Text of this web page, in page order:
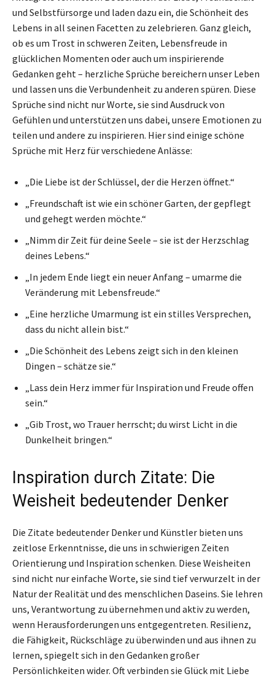
und Selbstfürsorge und laden dazu ein, die Schönheit des
Lebens in all seinen Facetten zu zelebrieren. Ganz gleich,
ob es um Trost in schweren Zeiten, Lebensfreude in
glücklichen Momenten oder auch um inspirierende
Gedanken geht – herzliche Sprüche bereichern unser Leben
und lassen uns die Verbundenheit zu anderen spüren. Diese
Sprüche sind nicht nur Worte, sie sind Ausdruck von
Gefühlen und unterstützen uns dabei, unsere Emotionen zu
teilen und andere zu inspirieren. Hier sind einige schöne
Sprüche mit Herz für verschiedene Anlässe:
„Die Liebe ist der Schlüssel, der die Herzen öffnet.“
„Freundschaft ist wie ein schöner Garten, der gepflegt
und gehegt werden möchte.“
„Nimm dir Zeit für deine Seele – sie ist der Herzschlag
deines Lebens.“
„In jedem Ende liegt ein neuer Anfang – umarme die
Veränderung mit Lebensfreude.“
„Eine herzliche Umarmung ist ein stilles Versprechen,
dass du nicht allein bist.“
„Die Schönheit des Lebens zeigt sich in den kleinen
Dingen – schätze sie.“
„Lass dein Herz immer für Inspiration und Freude offen
sein.“
„Gib Trost, wo Trauer herrscht; du wirst Licht in die
Dunkelheit bringen.“
Inspiration durch Zitate: Die
Weisheit bedeutender Denker
Die Zitate bedeutender Denker und Künstler bieten uns
zeitlose Erkenntnisse, die uns in schwierigen Zeiten
Orientierung und Inspiration schenken. Diese Weisheiten
sind nicht nur einfache Worte, sie sind tief verwurzelt in der
Natur der Realität und des menschlichen Daseins. Sie lehren
uns, Verantwortung zu übernehmen und aktiv zu werden,
wenn Herausforderungen uns entgegentreten. Resilienz,
die Fähigkeit, Rückschläge zu überwinden und aus ihnen zu
lernen, spiegelt sich in den Gedanken großer
Persönlichkeiten wider. Oft verbinden sie Glück mit Liebe